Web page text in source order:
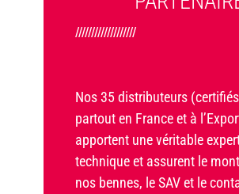
///////////////////
Nos 35 distributeurs (certifiés
partout en France et à
apportent une véritable
technique et assurent le
nos bennes, le SAV et le